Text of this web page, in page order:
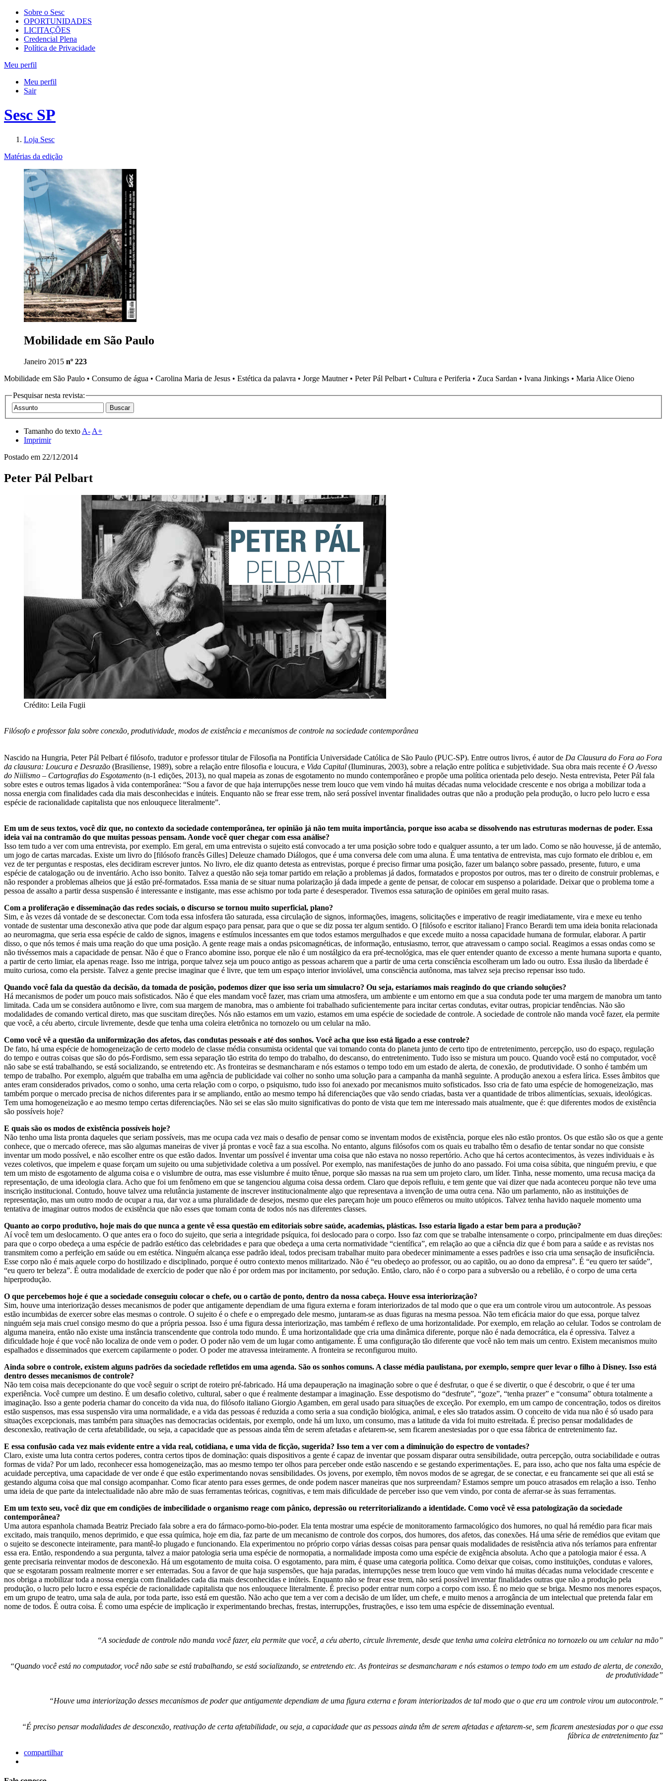
Sobre o Sesc
OPORTUNIDADES
LICITAÇÕES
Credencial Plena
Política de Privacidade
Meu perfil
Meu perfil
Sair
Sesc SP
Loja Sesc
Matérias da edição
Mobilidade em São Paulo
Janeiro 2015 nº 223
Mobilidade em São Paulo • Consumo de água • Carolina Maria de Jesus • Estética da palavra • Jorge Mautner • Peter Pál Pelbart • Cultura e Periferia • Zuca Sardan • Ivana Jinkings • Maria Alice Oieno
Pesquisar nesta revista:
Tamanho do texto A- A+
Imprimir
Postado em 22/12/2014
Peter Pál Pelbart
Crédito: Leila Fugii
Filósofo e professor fala sobre conexão, produtividade, modos de existência e mecanismos de controle na sociedade contemporânea
Nascido na Hungria, Peter Pál Pelbart é filósofo, tradutor e professor titular de Filosofia na Pontifícia Universidade Católica de São Paulo (PUC-SP). Entre outros livros, é autor de Da Clausura do Fora ao Fora
da clausura: Loucura e Desrazão (Brasiliense, 1989), sobre a relação entre filosofia e loucura, e Vida Capital (Iluminuras, 2003), sobre a relação entre política e subjetividade. Sua obra mais recente é O Avesso
do Niilismo – Cartografias do Esgotamento (n-1 edições, 2013), no qual mapeia as zonas de esgotamento no mundo contemporâneo e propõe uma política orientada pelo desejo. Nesta entrevista, Peter Pál fala
sobre estes e outros temas ligados à vida contemporânea: “Sou a favor de que haja interrupções nesse trem louco que vem vindo há muitas décadas numa velocidade crescente e nos obriga a mobilizar toda a
nossa energia com finalidades cada dia mais desconhecidas e inúteis. Enquanto não se frear esse trem, não será possível inventar finalidades outras que não a produção pela produção, o lucro pelo lucro e essa
espécie de racionalidade capitalista que nos enlouquece literalmente”.
Em um de seus textos, você diz que, no contexto da sociedade contemporânea, ter opinião já não tem muita importância, porque isso acaba se dissolvendo nas estruturas modernas de poder. Essa
ideia vai na contramão do que muitas pessoas pensam. Aonde você quer chegar com essa análise?
Isso tem tudo a ver com uma entrevista, por exemplo. Em geral, em uma entrevista o sujeito está convocado a ter uma posição sobre todo e qualquer assunto, a ter um lado. Como se não houvesse, já de antemão,
um jogo de cartas marcadas. Existe um livro do [filósofo francês Gilles] Deleuze chamado Diálogos, que é uma conversa dele com uma aluna. É uma tentativa de entrevista, mas cujo formato ele driblou e, em
vez de ter perguntas e respostas, eles decidiram escrever juntos. No livro, ele diz quanto detesta as entrevistas, porque é preciso firmar uma posição, fazer um balanço sobre passado, presente, futuro, e uma
espécie de catalogação ou de inventário. Acho isso bonito. Talvez a questão não seja tomar partido em relação a problemas já dados, formatados e propostos por outros, mas ter o direito de construir problemas, e
não responder a problemas alheios que já estão pré-formatados. Essa mania de se situar numa polarização já dada impede a gente de pensar, de colocar em suspenso a polaridade. Deixar que o problema tome a
pessoa de assalto a partir dessa suspensão é interessante e instigante, mas esse achismo por toda parte é desesperador. Tivemos essa saturação de opiniões em geral muito rasas.
Com a proliferação e disseminação das redes sociais, o discurso se tornou muito superficial, plano?
Sim, e às vezes dá vontade de se desconectar. Com toda essa infosfera tão saturada, essa circulação de signos, informações, imagens, solicitações e imperativo de reagir imediatamente, vira e mexe eu tenho
vontade de sustentar uma desconexão ativa que pode dar algum espaço para pensar, para que o que se diz possa ter algum sentido. O [filósofo e escritor italiano] Franco Berardi tem uma ideia bonita relacionada
ao neuromagma, que seria essa espécie de caldo de signos, imagens e estímulos incessantes em que todos estamos mergulhados e que excede muito a nossa capacidade humana de formular, elaborar. A partir
disso, o que nós temos é mais uma reação do que uma posição. A gente reage mais a ondas psicomagnéticas, de informação, entusiasmo, terror, que atravessam o campo social. Reagimos a essas ondas como se
não tivéssemos mais a capacidade de pensar. Não é que o Franco abomine isso, porque ele não é um nostálgico da era pré-tecnológica, mas ele quer entender quanto de excesso a mente humana suporta e quanto,
a partir de certo limiar, ela apenas reage. Isso me intriga, porque talvez seja um pouco antigo as pessoas acharem que a partir de uma certa consciência escolheram um lado ou outro. Essa ilusão da liberdade é
muito curiosa, como ela persiste. Talvez a gente precise imaginar que é livre, que tem um espaço interior inviolável, uma consciência autônoma, mas talvez seja preciso repensar isso tudo.
Quando você fala da questão da decisão, da tomada de posição, podemos dizer que isso seria um simulacro? Ou seja, estaríamos mais reagindo do que criando soluções?
Há mecanismos de poder um pouco mais sofisticados. Não é que eles mandam você fazer, mas criam uma atmosfera, um ambiente e um entorno em que a sua conduta pode ter uma margem de manobra um tanto
limitada. Cada um se considera autônomo e livre, com sua margem de manobra, mas o ambiente foi trabalhado suficientemente para incitar certas condutas, evitar outras, propiciar tendências. Não são
modalidades de comando vertical direto, mas que suscitam direções. Nós não estamos em um vazio, estamos em uma espécie de sociedade de controle. A sociedade de controle não manda você fazer, ela permite
que você, a céu aberto, circule livremente, desde que tenha uma coleira eletrônica no tornozelo ou um celular na mão.
Como você vê a questão da uniformização dos afetos, das condutas pessoais e até dos sonhos. Você acha que isso está ligado a esse controle?
De fato, há uma espécie de homogeneização de certo modelo de classe média consumista ocidental que vai tomando conta do planeta junto de certo tipo de entretenimento, percepção, uso do espaço, regulação
do tempo e outras coisas que são do pós-Fordismo, sem essa separação tão estrita do tempo do trabalho, do descanso, do entretenimento. Tudo isso se mistura um pouco. Quando você está no computador, você
não sabe se está trabalhando, se está socializando, se entretendo etc. As fronteiras se desmancharam e nós estamos o tempo todo em um estado de alerta, de conexão, de produtividade. O sonho é também um
tempo de trabalho. Por exemplo, alguém que trabalha em uma agência de publicidade vai colher no sonho uma solução para a campanha da manhã seguinte. A produção anexou a esfera lírica. Esses âmbitos que
antes eram considerados privados, como o sonho, uma certa relação com o corpo, o psiquismo, tudo isso foi anexado por mecanismos muito sofisticados. Isso cria de fato uma espécie de homogeneização, mas
também porque o mercado precisa de nichos diferentes para ir se ampliando, então ao mesmo tempo há diferenciações que vão sendo criadas, basta ver a quantidade de tribos alimentícias, sexuais, ideológicas.
Tem uma homogeneização e ao mesmo tempo certas diferenciações. Não sei se elas são muito significativas do ponto de vista que tem me interessado mais atualmente, que é: que diferentes modos de existência
são possíveis hoje?
E quais são os modos de existência possíveis hoje?
Não tenho uma lista pronta daqueles que seriam possíveis, mas me ocupa cada vez mais o desafio de pensar como se inventam modos de existência, porque eles não estão prontos. Os que estão são os que a gente
conhece, que o mercado oferece, mas são algumas maneiras de viver já prontas e você faz a sua escolha. No entanto, alguns filósofos com os quais eu trabalho têm o desafio de tentar sondar no que consiste
inventar um modo possível, e não escolher entre os que estão dados. Inventar um possível é inventar uma coisa que não estava no nosso repertório. Acho que há certos acontecimentos, às vezes individuais e às
vezes coletivos, que impelem e quase forçam um sujeito ou uma subjetividade coletiva a um possível. Por exemplo, nas manifestações de junho do ano passado. Foi uma coisa súbita, que ninguém previu, e que
tem um misto de esgotamento de alguma coisa e o vislumbre de outra, mas esse vislumbre é muito tênue, porque são massas na rua sem um projeto claro, um líder. Tinha, nesse momento, uma recusa maciça da
representação, de uma ideologia clara. Acho que foi um fenômeno em que se tangenciou alguma coisa dessa ordem. Claro que depois refluiu, e tem gente que vai dizer que nada aconteceu porque não teve uma
inscrição institucional. Contudo, houve talvez uma relutância justamente de inscrever institucionalmente algo que representava a invenção de uma outra cena. Não um parlamento, não as instituições de
representação, mas um outro modo de ocupar a rua, dar voz a uma pluralidade de desejos, mesmo que eles pareçam hoje um pouco efêmeros ou muito utópicos. Talvez tenha havido naquele momento uma
tentativa de imaginar outros modos de existência que não esses que tomam conta de todos nós nas diferentes classes.
Quanto ao corpo produtivo, hoje mais do que nunca a gente vê essa questão em editoriais sobre saúde, academias, plásticas. Isso estaria ligado a estar bem para a produção?
Aí você tem um deslocamento. O que antes era o foco do sujeito, que seria a integridade psíquica, foi deslocado para o corpo. Isso faz com que se trabalhe intensamente o corpo, principalmente em duas direções:
para que o corpo obedeça a uma espécie de padrão estético das celebridades e para que obedeça a uma certa normatividade “científica”, em relação ao que a ciência diz que é bom para a saúde e as revistas nos
transmitem como a perfeição em saúde ou em estética. Ninguém alcança esse padrão ideal, todos precisam trabalhar muito para obedecer minimamente a esses padrões e isso cria uma sensação de insuficiência.
Esse corpo não é mais aquele corpo do hostilizado e disciplinado, porque é outro contexto menos militarizado. Não é “eu obedeço ao professor, ou ao capitão, ou ao dono da empresa”. É “eu quero ter saúde”,
“eu quero ter beleza”. É outra modalidade de exercício de poder que não é por ordem mas por incitamento, por sedução. Então, claro, não é o corpo para a subversão ou a rebelião, é o corpo de uma certa
hiperprodução.
O que percebemos hoje é que a sociedade conseguiu colocar o chefe, ou o cartão de ponto, dentro da nossa cabeça. Houve essa interiorização?
Sim, houve uma interiorização desses mecanismos de poder que antigamente dependiam de uma figura externa e foram interiorizados de tal modo que o que era um controle virou um autocontrole. As pessoas
estão incumbidas de exercer sobre elas mesmas o controle. O sujeito é o chefe e o empregado dele mesmo, juntaram-se as duas figuras na mesma pessoa. Não tem eficácia maior do que essa, porque talvez
ninguém seja mais cruel consigo mesmo do que a própria pessoa. Isso é uma figura dessa interiorização, mas também é reflexo de uma horizontalidade. Por exemplo, em relação ao celular. Todos se controlam de
alguma maneira, então não existe uma instância transcendente que controla todo mundo. É uma horizontalidade que cria uma dinâmica diferente, porque não é nada democrática, ela é opressiva. Talvez a
dificuldade hoje é que você não localiza de onde vem o poder. O poder não vem de um lugar como antigamente. É uma configuração tão diferente que você não tem mais um centro. Existem mecanismos muito
espalhados e disseminados que exercem capilarmente o poder. O poder me atravessa inteiramente. A fronteira se reconfigurou muito.
Ainda sobre o controle, existem alguns padrões da sociedade refletidos em uma agenda. São os sonhos comuns. A classe média paulistana, por exemplo, sempre quer levar o filho à Disney. Isso está
dentro desses mecanismos de controle?
Não tem coisa mais decepcionante do que você seguir o script de roteiro pré-fabricado. Há uma depauperação na imaginação sobre o que é desfrutar, o que é se divertir, o que é descobrir, o que é ter uma
experiência. Você cumpre um destino. É um desafio coletivo, cultural, saber o que é realmente destampar a imaginação. Esse despotismo do “desfrute”, “goze”, “tenha prazer” e “consuma” obtura totalmente a
imaginação. Isso a gente poderia chamar do conceito da vida nua, do filósofo italiano Giorgio Agamben, em geral usado para situações de exceção. Por exemplo, em um campo de concentração, todos os direitos
estão suspensos, mas essa suspensão vira uma normalidade, e a vida das pessoas é reduzida a como seria a sua condição biológica, animal, e eles são tratados assim. O conceito de vida nua não é só usado para
situações excepcionais, mas também para situações nas democracias ocidentais, por exemplo, onde há um luxo, um consumo, mas a latitude da vida foi muito estreitada. É preciso pensar modalidades de
desconexão, reativação de certa afetabilidade, ou seja, a capacidade que as pessoas ainda têm de serem afetadas e afetarem-se, sem ficarem anestesiadas por o que essa fábrica de entretenimento faz.
E essa confusão cada vez mais evidente entre a vida real, cotidiana, e uma vida de ficção, sugerida? Isso tem a ver com a diminuição do espectro de vontades?
Claro, existe uma luta contra certos poderes, contra certos tipos de dominação: quais dispositivos a gente é capaz de inventar que possam disparar outra sensibilidade, outra percepção, outra sociabilidade e outras
formas de vida? Por um lado, reconhecer essa homogeneização, mas ao mesmo tempo ter olhos para perceber onde estão nascendo e se gestando experimentações. E, para isso, acho que nos falta uma espécie de
acuidade perceptiva, uma capacidade de ver onde é que estão experimentando novas sensibilidades. Os jovens, por exemplo, têm novos modos de se agregar, de se conectar, e eu francamente sei que ali está se
gestando alguma coisa que mal consigo acompanhar. Como ficar atento para esses germes, de onde podem nascer maneiras que nos surpreendam? Estamos sempre um pouco atrasados em relação a isso. Tenho
uma ideia de que parte da intelectualidade não abre mão de suas ferramentas teóricas, cognitivas, e tem mais dificuldade de perceber isso que vem vindo, por conta de aferrar-se às suas ferramentas.
Em um texto seu, você diz que em condições de imbecilidade o organismo reage com pânico, depressão ou reterritorializando a identidade. Como você vê essa patologização da sociedade
contemporânea?
Uma autora espanhola chamada Beatriz Preciado fala sobre a era do fármaco-porno-bio-poder. Ela tenta mostrar uma espécie de monitoramento farmacológico dos humores, no qual há remédio para ficar mais
excitado, mais tranquilo, menos deprimido, e que essa química, hoje em dia, faz parte de um mecanismo de controle dos corpos, dos humores, dos afetos, das conexões. Há uma série de remédios que evitam que
o sujeito se desconecte inteiramente, para mantê-lo plugado e funcionando. Ela experimentou no próprio corpo várias dessas coisas para pensar quais modalidades de resistência ativa nós teríamos para enfrentar
essa era. Então, respondendo a sua pergunta, talvez a maior patologia seria uma espécie de normopatia, a normalidade imposta como uma espécie de exigência absoluta. Acho que a patologia maior é essa. A
gente precisaria reinventar modos de desconexão. Há um esgotamento de muita coisa. O esgotamento, para mim, é quase uma categoria política. Como deixar que coisas, como instituições, condutas e valores,
que se esgotaram possam realmente morrer e ser enterradas. Sou a favor de que haja suspensões, que haja paradas, interrupções nesse trem louco que vem vindo há muitas décadas numa velocidade crescente e
nos obriga a mobilizar toda a nossa energia com finalidades cada dia mais desconhecidas e inúteis. Enquanto não se frear esse trem, não será possível inventar finalidades outras que não a produção pela
produção, o lucro pelo lucro e essa espécie de racionalidade capitalista que nos enlouquece literalmente. É preciso poder entrar num corpo a corpo com isso. É no meio que se briga. Mesmo nos menores espaços,
em um grupo de teatro, uma sala de aula, por toda parte, isso está em questão. Não acho que tem a ver com a decisão de um líder, um chefe, e muito menos a arrogância de um intelectual que pretenda falar em
nome de todos. É outra coisa. É como uma espécie de implicação ir experimentando brechas, frestas, interrupções, frustrações, e isso tem uma espécie de disseminação eventual.
“A sociedade de controle não manda você fazer, ela permite que você, a céu aberto, circule livremente, desde que tenha uma coleira eletrônica no tornozelo ou um celular na mão”
“Quando você está no computador, você não sabe se está trabalhando, se está socializando, se entretendo etc. As fronteiras se desmancharam e nós estamos o tempo todo em um estado de alerta, de conexão,
de produtividade”
“Houve uma interiorização desses mecanismos de poder que antigamente dependiam de uma figura externa e foram interiorizados de tal modo que o que era um controle virou um autocontrole.”
“É preciso pensar modalidades de desconexão, reativação de certa afetabilidade, ou seja, a capacidade que as pessoas ainda têm de serem afetadas e afetarem-se, sem ficarem anestesiadas por o que essa
fábrica de entretenimento faz”
compartilhar